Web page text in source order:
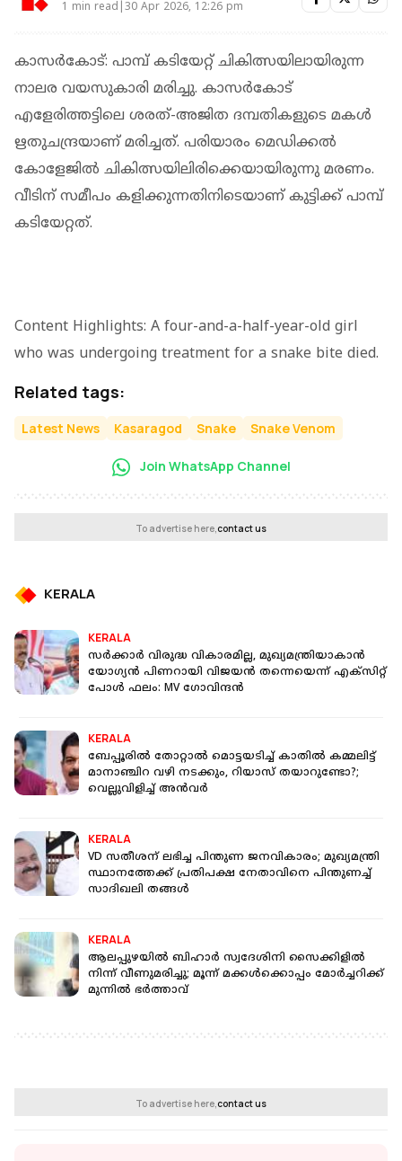
1 min read|30 Apr 2026, 12:26 pm
കാസര്‍കോട്: പാമ്പ് കടിയേറ്റ് ചികിത്സയിലായിരുന്ന
നാലര വയസുകാരി മരിച്ചു. കാസര്‍കോട്
എളേരിത്തട്ടിലെ ശരത്-അജിത ദമ്പതികളുടെ മകള്‍
ഋതുചന്ദ്രയാണ് മരിച്ചത്. പരിയാരം മെഡിക്കല്‍
കോളേജില്‍ ചികിത്സയിലിരിക്കെയായിരുന്നു മരണം.
വീടിന് സമീപം കളിക്കുന്നതിനിടെയാണ് കുട്ടിക്ക് പാമ്പ്
കടിയേറ്റത്.
Content Highlights: A four-and-a-half-year-old girl
who was undergoing treatment for a snake bite died.
Related tags:
Latest News Kasaragod Snake Snake Venom
Join WhatsApp Channel
To advertise here,contact us
KERALA
KERALA
സർക്കാർ വിരുദ്ധ വികാരമില്ല, മുഖ്യമന്ത്രിയാകാൻ
യോഗ്യൻ പിണറായി വിജയൻ തന്നെയെന്ന് എക്‌സിറ്റ്
പോൾ ഫലം: MV ഗോവിന്ദൻ
KERALA
ബേപ്പൂരിൽ തോറ്റാൽ മൊട്ടയടിച്ച് കാതിൽ കമ്മലിട്ട്
മാനാഞ്ചിറ വഴി നടക്കും, റിയാസ് തയാറുണ്ടോ?;
വെല്ലുവിളിച്ച് അൻവർ
KERALA
VD സതീശന് ലഭിച്ച പിന്തുണ ജനവികാരം; മുഖ്യമന്ത്രി
സ്ഥാനത്തേക്ക് പ്രതിപക്ഷ നേതാവിനെ പിന്തുണച്ച്
സാദിഖലി തങ്ങൾ
KERALA
ആലപ്പുഴയിൽ ബിഹാർ സ്വദേശിനി സൈക്കിളിൽ
നിന്ന് വീണുമരിച്ചു; മൂന്ന് മക്കൾക്കൊപ്പം മോർച്ചറിക്ക്
മുന്നിൽ ഭർത്താവ്
To advertise here,contact us